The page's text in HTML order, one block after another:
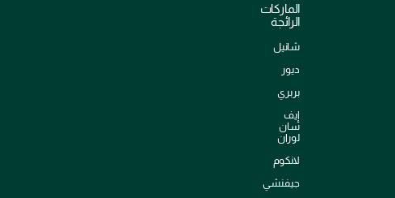
الماركات
الرائجة
شانيل
ديور
بربري
إيف
سان
لوران
لانكوم
جيفنشي